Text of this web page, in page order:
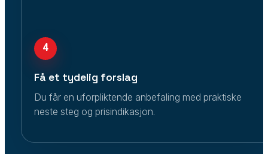
4
Få et tydelig forslag
Du får en uforpliktende anbefaling med praktiske
neste steg og prisindikasjon.